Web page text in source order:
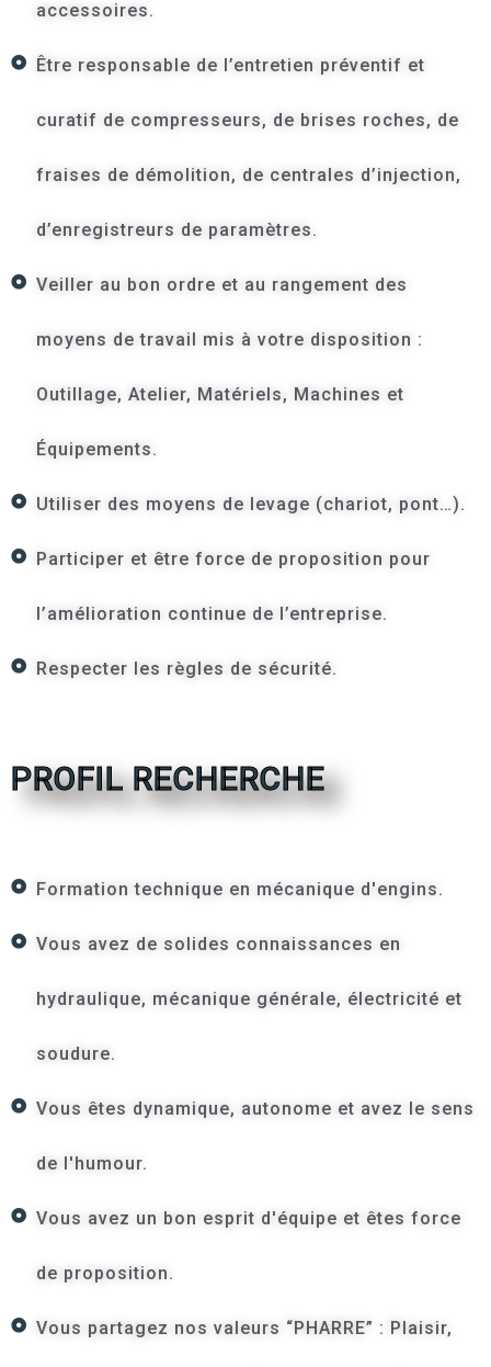
accessoires.
Être responsable de l’entretien préventif et
curatif de compresseurs, de brises roches, de
fraises de démolition, de centrales d’injection,
d’enregistreurs de paramètres.
Veiller au bon ordre et au rangement des
moyens de travail mis à votre disposition :
Outillage, Atelier, Matériels, Machines et
Équipements.
Utiliser des moyens de levage (chariot, pont…).
Participer et être force de proposition pour
l’amélioration continue de l’entreprise.
Respecter les règles de sécurité.
PROFIL RECHERCHE
Formation technique en mécanique d'engins.
Vous avez de solides connaissances en
hydraulique, mécanique générale, électricité et
soudure.
Vous êtes dynamique, autonome et avez le sens
de l'humour.
Vous avez un bon esprit d'équipe et êtes force
de proposition.
Vous partagez nos valeurs “PHARRE” : Plaisir,